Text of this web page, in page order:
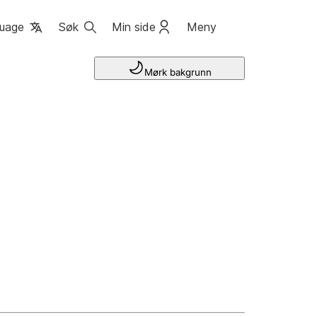
Søk Min side Meny
Mørk bakgrunn